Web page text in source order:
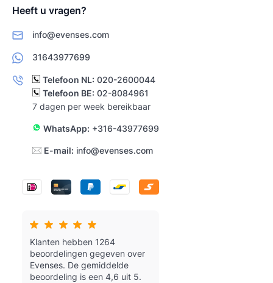
Heeft u vragen?
info@evenses.com
31643977699
Telefoon NL: 020-2600044
Telefoon BE: 02-8084961
7 dagen per week bereikbaar
WhatsApp: +316-43977699
E-mail: info@evenses.com
Klanten hebben 1264
beoordelingen gegeven over
Evenses. De gemiddelde
beoordeling is een 4,6 uit 5.